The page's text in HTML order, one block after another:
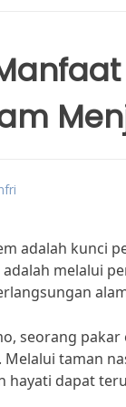
adalah kunci
melalui
seorang
taman
hayati dapat